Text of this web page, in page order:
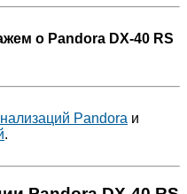
о Pandora DX-40 RS
Pandora и
.